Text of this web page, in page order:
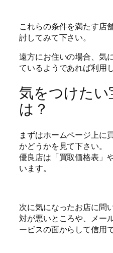
これらの条件を満たす店
討してみて下さい。
遠方にお住いの場合、気
ているようであれば利用
気をつけたい
は？
まずはホームページ上に
かどうかを見て下さい。
優良店は「買取価格表」
います。
次に気になったお店に問
対が悪いところや、メー
ービスの面からして信用